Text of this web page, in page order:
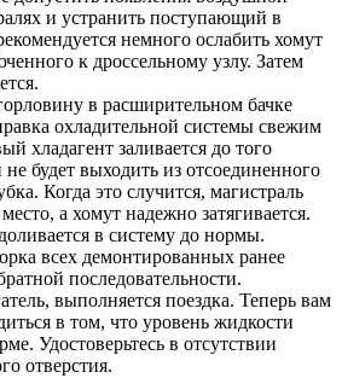
и устранить поступающий в
немного ослабить хомут
к дроссельному узлу. Затем
в расширительном бачке
охладительной системы свежим
хладагент заливается до того
будет выходить из отсоединенного
Когда это случится, магистраль
а хомут надежно затягивается.
в систему до нормы.
всех демонтированных ранее
последовательности.
выполняется поездка. Теперь вам
в том, что уровень жидкости
Удостоверьтесь в отсутствии
отверстия.